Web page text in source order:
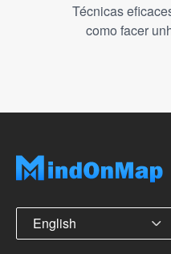
Técnicas
como facer
English